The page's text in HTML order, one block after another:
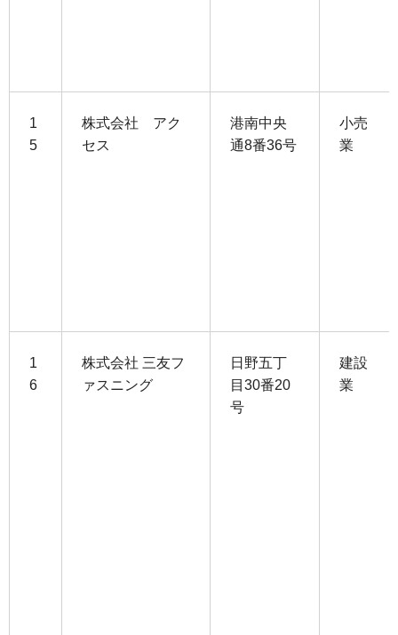
1
5
株式会社 アク
セス
港南中央
通8番36号
小売
業
1
6
株式会社 三友フ
ァスニング
日野五丁
目30番20
号
建設
業